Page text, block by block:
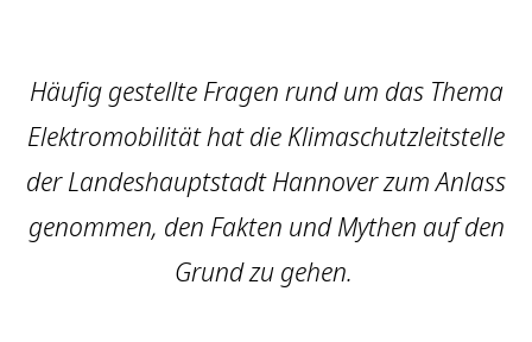
Häufig gestellte Fragen rund um das Thema
Elektromobilität hat die Klimaschutzleitstelle
der Landeshauptstadt Hannover zum Anlass
genommen, den Fakten und Mythen auf den
Grund zu gehen.